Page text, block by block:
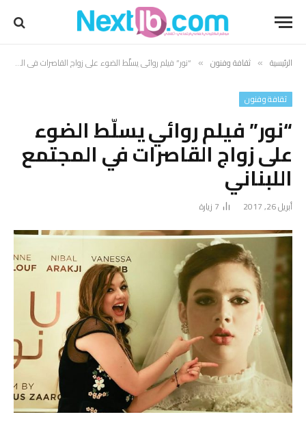
الرئيسية » ثقافة وفنون » “نور” فيلم روائي يسلّط الضوء على زواج القاصرات في المجتمع اللبناني
ثقافة وفنون
“نور” فيلم روائي يسلّط الضوء
على زواج القاصرات في المجتمع
اللبناني
أبريل 26, 2017 7 زيارة